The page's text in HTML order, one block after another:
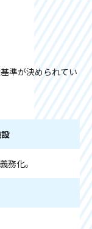
準が決められてい
務化。